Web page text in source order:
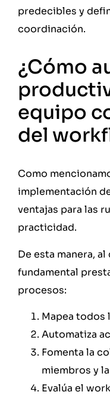
predecibles y
coordinación.
¿Cómo
equipo
del
Como
implementación
ventajas para las
practicidad.
De esta manera,
fundamental
procesos:
Mapea todos
Automatiza
Fomenta la
miembros y
Evalúa el